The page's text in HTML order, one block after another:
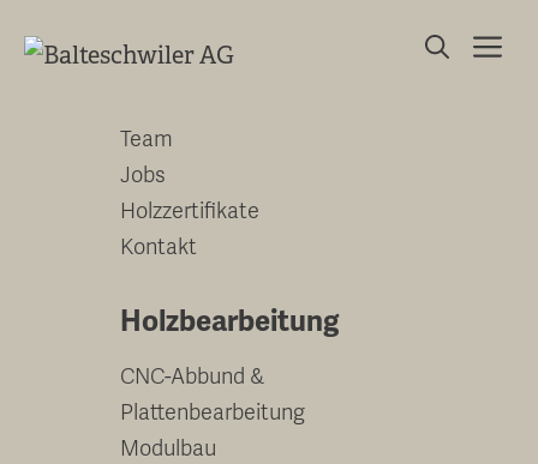
zum
Team
Jobs
Holzzertifikate
Kontakt
Holzbearbeitung
CNC-Abbund &
Plattenbearbeitung
Modulbau